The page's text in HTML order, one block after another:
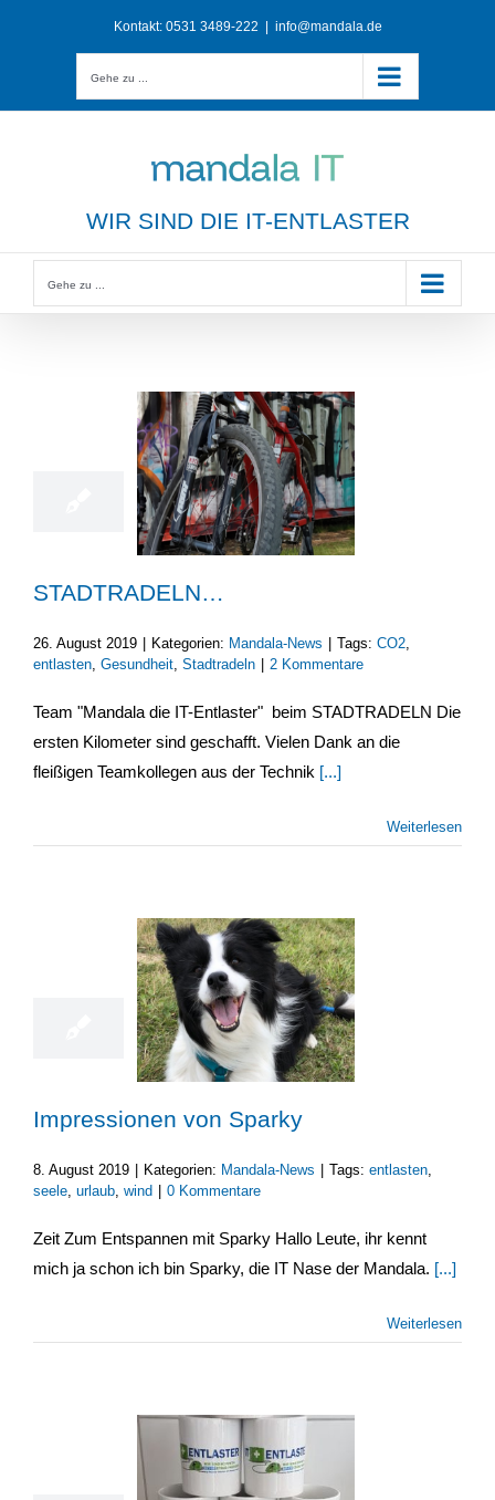
Kontakt: 0531 3489-222 info@mandala.de
Gehe zu ...
WIR SIND DIE IT-ENTLASTER
Gehe zu ...
STADTRADELN…
26. August 2019 Kategorien: Mandala-News Tags: CO2,
entlasten, Gesundheit, Stadtradeln 2 Kommentare
Team "Mandala die IT-Entlaster" beim STADTRADELN Die
ersten Kilometer sind geschafft. Vielen Dank an die
fleißigen Teamkollegen aus der Technik [...]
Weiterlesen
Impressionen von Sparky
8. August 2019 Kategorien: Mandala-News Tags: entlasten,
seele, urlaub, wind 0 Kommentare
Zeit Zum Entspannen mit Sparky Hallo Leute, ihr kennt
mich ja schon ich bin Sparky, die IT Nase der Mandala. [...]
Weiterlesen